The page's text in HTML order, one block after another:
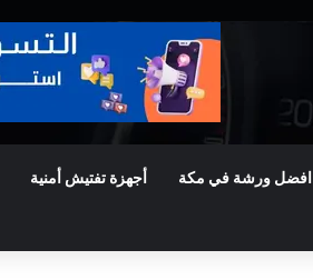
افضل ورشة في مكة أجهزة تفتيش أمنية